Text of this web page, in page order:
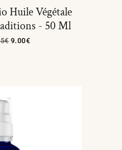
Huile Végétale
- 50 Ml
€ 9.00€